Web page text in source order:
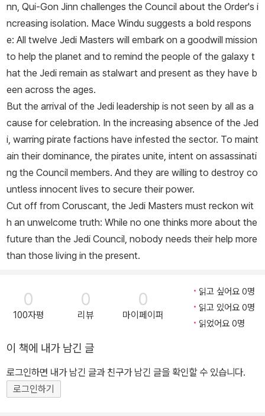
nn, Qui-Gon Jinn challenges the Council about the Order's i
ncreasing isolation. Mace Windu suggests a bold respons
e: All twelve Jedi Masters will embark on a goodwill mission
to help the planet and to remind the people of the galaxy t
hat the Jedi remain as stalwart and present as they have b
een across the ages.
But the arrival of the Jedi leadership is not seen by all as a
cause for celebration. In the increasing absence of the Jed
i, warring pirate factions have infested the sector. To maint
ain their dominance, the pirates unite, intent on assassinati
ng the Council members. And they are willing to destroy co
untless innocent lives to secure their power.
Cut off from Coruscant, the Jedi Masters must reckon wit
h an unwelcome truth: While no one thinks more about the
future than the Jedi Council, nobody needs their help more
than those living in the present.
0
100자평
0
리뷰
0
마이페이퍼
읽고 싶어요 0명
읽고 있어요 0명
읽었어요 0명
이 책에 내가 남긴 글
로그인하면 내가 남긴 글과 친구가 남긴 글을 확인할 수 있습니다.
로그인하기